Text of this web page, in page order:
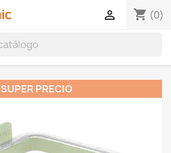
shopping_cart (0)

SUPER PRECIO